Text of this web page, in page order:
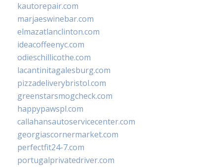
kautorepair.com
marjaeswinebar.com
elmazatlanclinton.com
ideacoffeenyc.com
odieschillicothe.com
lacantinitagalesburg.com
pizzadeliverybristol.com
greenstarsmogcheck.com
happypawspl.com
callahansautoservicecenter.com
georgiascornermarket.com
perfectfit24-7.com
portugalprivatedriver.com